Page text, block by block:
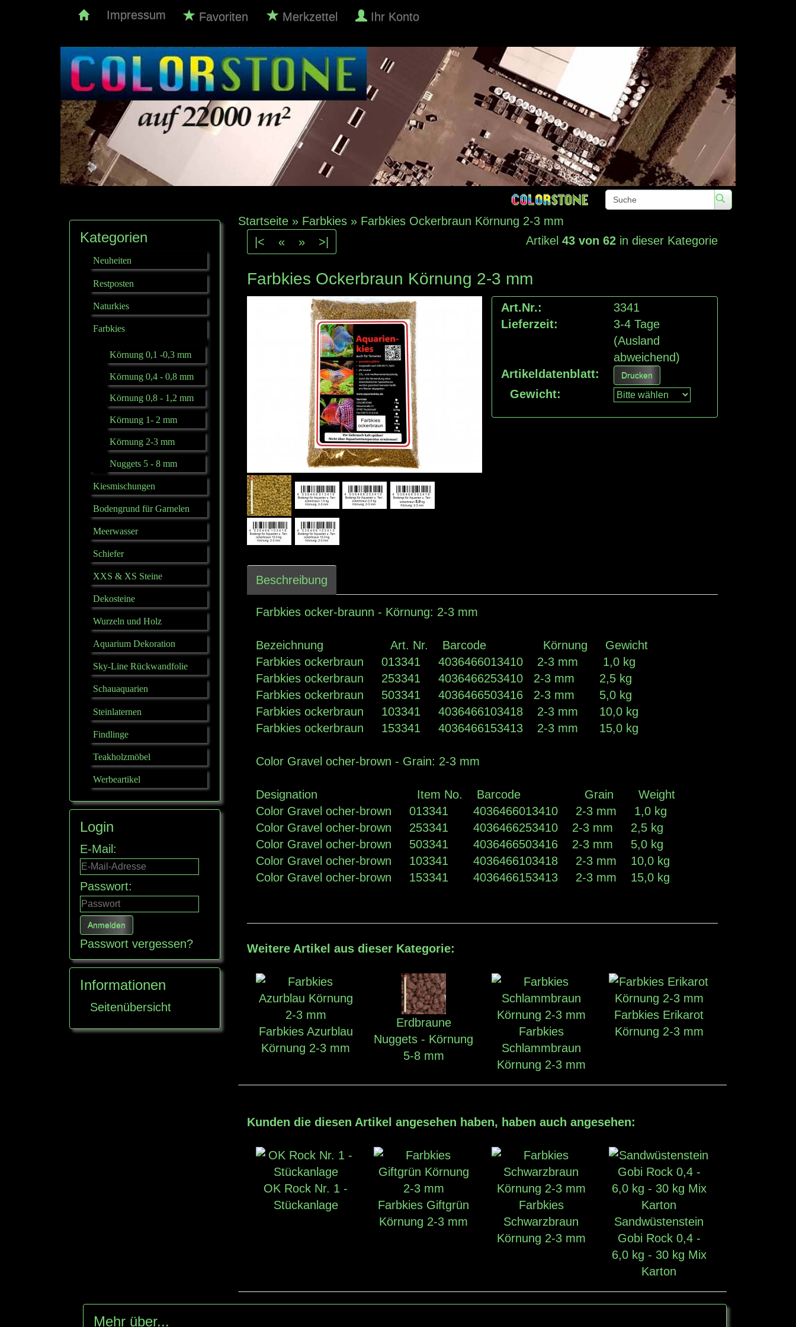
Impressum Favoriten Merkzettel Ihr Konto
Telefon: +49 (0)3672 422020 • Fax:
Startseite » Farbkies » Farbkies Ockerbraun Körnung 2-3 mm
|<
« » >| Artikel 43 von 62 in dieser Kategorie
Farbkies Ockerbraun Körnung 2-3 mm
Art.Nr.:
3341
Lieferzeit:
3-4 Tage
(Ausland
abweichend)
Artikeldatenblatt:
Drucken
Gewicht:
Beschreibung
Farbkies ocker-braunn - Körnung: 2-3 mm
Bezeichnung Art. Nr. Barcode Körnung Gewicht
Farbkies ockerbraun 013341 4036466013410 2-3 mm 1,0 kg
Farbkies ockerbraun 253341 4036466253410 2-3 mm 2,5 kg
Farbkies ockerbraun 503341 4036466503416 2-3 mm 5,0 kg
Farbkies ockerbraun 103341 4036466103418 2-3 mm 10,0 kg
Farbkies ockerbraun 153341 4036466153413 2-3 mm 15,0 kg
Color Gravel ocher-brown - Grain: 2-3 mm
Designation Item No. Barcode Grain Weight
Color Gravel ocher-brown 013341 4036466013410 2-3 mm 1,0 kg
Color Gravel ocher-brown 253341 4036466253410 2-3 mm 2,5 kg
Color Gravel ocher-brown 503341 4036466503416 2-3 mm 5,0 kg
Color Gravel ocher-brown 103341 4036466103418 2-3 mm 10,0 kg
Color Gravel ocher-brown 153341 4036466153413 2-3 mm 15,0 kg
Weitere Artikel aus dieser Kategorie:
Farbkies Azurblau
Körnung 2-3 mm
Erdbraune
Nuggets - Körnung
5-8 mm
Farbkies
Schlammbraun
Körnung 2-3 mm
Farbkies Erikarot
Körnung 2-3 mm
Kunden die diesen Artikel angesehen haben, haben auch angesehen:
OK Rock Nr. 1 -
Stückanlage
Farbkies Giftgrün
Körnung 2-3 mm
Farbkies
Schwarzbraun
Körnung 2-3 mm
Sandwüstenstein
Gobi Rock 0,4 -
6,0 kg - 30 kg Mix
Karton
Kategorien
Neuheiten
Restposten
Naturkies
Farbkies
Körnung 0,1 -0,3 mm
Körnung 0,4 - 0,8 mm
Körnung 0,8 - 1,2 mm
Körnung 1- 2 mm
Körnung 2-3 mm
Nuggets 5 - 8 mm
Kiesmischungen
Bodengrund für Garnelen
Meerwasser
Schiefer
XXS & XS Steine
Dekosteine
Wurzeln und Holz
Aquarium Dekoration
Sky-Line Rückwandfolie
Schauaquarien
Steinlaternen
Findlinge
Teakholzmöbel
Werbeartikel
Login
E-Mail:
Passwort:
Passwort vergessen?
Informationen
Seitenübersicht
Mehr über...